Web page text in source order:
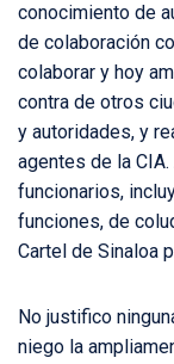
conocimiento de
de colaboración
colaborar y hoy
contra de otros
y autoridades, y
agentes de la
funcionarios,
funciones, de
Cartel de Sinaloa
No justifico
niego la